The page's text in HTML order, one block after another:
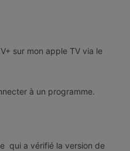
sur mon apple TV via le
à un programme.
qui a vérifié la version de